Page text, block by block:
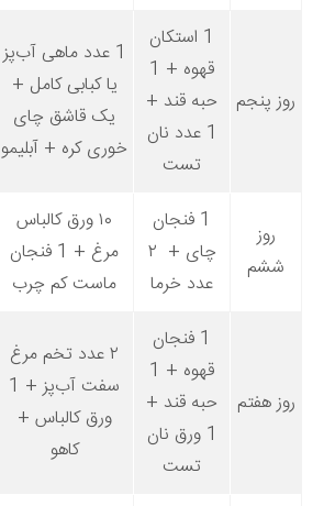
روز پنجم
1 استکان
قهوه + 1
حبه قند +
1 عدد نان
تست
1 عدد ماهی آب‌پز
یا کبابی کامل +
یک قاشق چای
خوری کره + آبلیمو
روز
ششم
1 فنجان
چای + ۲
عدد خرما
۱۰ ورق کالباس
مرغ + 1 فنجان
ماست کم چرب
روز هفتم
1 فنجان
قهوه + 1
حبه قند +
1 ورق نان
تست
۲ عدد تخم مرغ
سفت آب‌پز + 1
ورق کالباس +
کاهو